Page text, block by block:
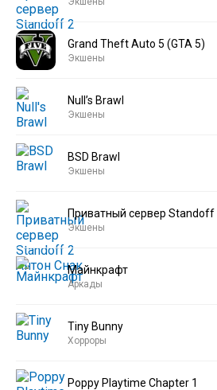
Grand Theft Auto 5 (GTA 5)
Экшены
Null’s Brawl
Экшены
BSD Brawl
Экшены
Приватный сервер Standoff
Экшены
Майнкрафт
Аркады
Tiny Bunny
Хорроры
Poppy Playtime Chapter 1